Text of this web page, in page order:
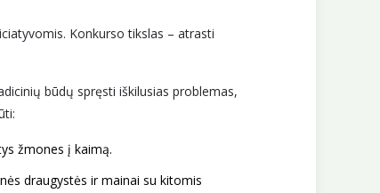
Konkurso tikslas – atrasti
būdų spręsti iškilusias problemas,
žmones į kaimą.
draugystės ir mainai su kitomis